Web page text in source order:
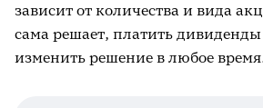
зависит от количества и вида
сама решает, платить
изменить решение в любое